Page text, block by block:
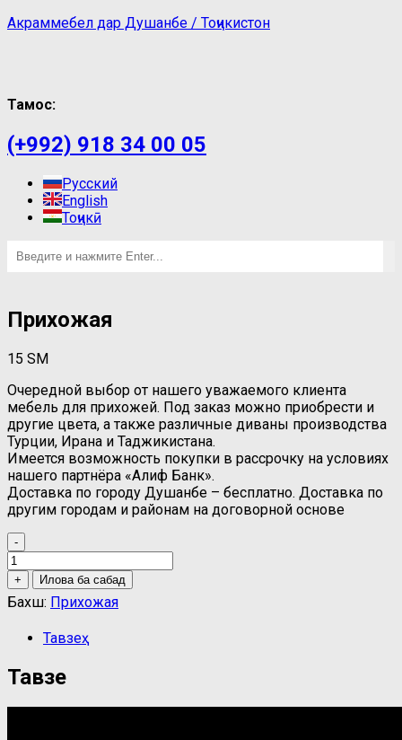
Акраммебел дар Душанбе / Тоҷикистон
Тамос:
(+992) 918 34 00 05
Русский
English
Тоҷикӣ
Прихожая
15 ЅМ
Очередной выбор от нашего уважаемого клиента
мебель для прихожей. Под заказ можно приобрести и
другие цвета, а также различные диваны производства
Турции, Ирана и Таджикистана.
Имеется возможность покупки в рассрочку на условиях
нашего партнёра «Алиф Банк».
Доставка по городу Душанбе – бесплатно. Доставка по
другим городам и районам на договорной основе
-
Прихожая
quantity
+ Илова ба сабад
Бахш: Прихожая
Тавзеҳ
Тавзеҳ